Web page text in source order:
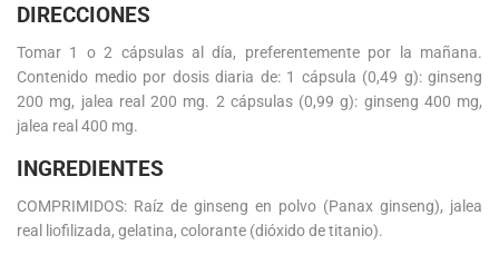
DIRECCIONES
Tomar 1 o 2 cápsulas al día, preferentemente por la mañana.
Contenido medio por dosis diaria de: 1 cápsula (0,49 g): ginseng
200 mg, jalea real 200 mg. 2 cápsulas (0,99 g): ginseng 400 mg,
jalea real 400 mg.
INGREDIENTES
COMPRIMIDOS: Raíz de ginseng en polvo (Panax ginseng), jalea
real liofilizada, gelatina, colorante (dióxido de titanio).